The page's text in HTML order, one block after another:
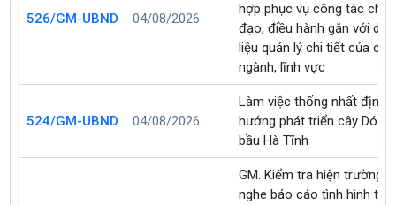
526/GM-UBND 04/08/2026
hợp phục vụ công tác chỉ
đạo, điều hành gắn với dữ
liệu quản lý chi tiết của các
ngành, lĩnh vực
524/GM-UBND 04/08/2026
Làm việc thống nhất định
hướng phát triển cây Dó
bầu Hà Tĩnh
GM. Kiểm tra hiện trường
nghe báo cáo tình hình